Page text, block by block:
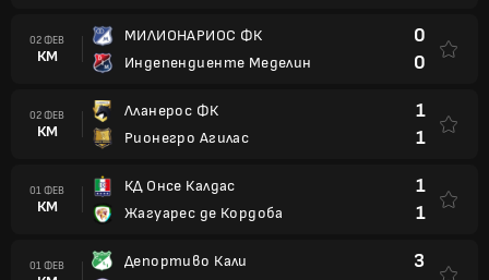
02 ФЕВ
КМ
МИЛИОНАРИОС ФК
Индепендиенте Меделин
0
0
02 ФЕВ
КМ
Лланерос ФК
Рионегро Агилас
1
1
01 ФЕВ
КМ
КД Онсе Калдас
Жагуарес де Кордоба
1
1
01 ФЕВ
Депортиво Кали
3